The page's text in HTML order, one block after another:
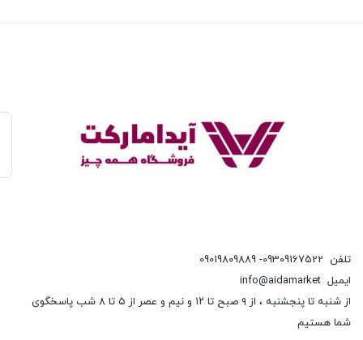
تلفن 09309167522- 09019809889
ایمیل info@aidamarket
از شنبه تا پنجشنبه ، از ۹ صبح تا ۱۲ و نیم و عصر از ۵ تا ۸ شب پاسخگوی
شما هستیم